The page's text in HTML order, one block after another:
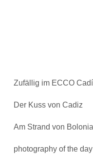
Zufällig im ECCO
Der Kuss von Cadiz
Am Strand von
photography of the